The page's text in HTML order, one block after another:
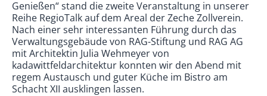
Genießen“ stand die zweite Veranstaltung in unserer
Reihe RegioTalk auf dem Areal der Zeche Zollverein.
Nach einer sehr interessanten Führung durch das
Verwaltungsgebäude von RAG-Stiftung und RAG AG
mit Architektin Julia Wehmeyer von
kadawittfeldarchitektur konnten wir den Abend mit
regem Austausch und guter Küche im Bistro am
Schacht XII ausklingen lassen.